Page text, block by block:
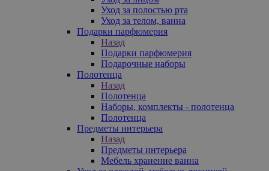
Уход за полостью рта
Уход за телом, ванна
Подарки парфюмерия
Назад
Подарки парфюмерия
Подарочные наборы
Полотенца
Назад
Полотенца
Наборы, комплекты - полотенца
Полотенца
Предметы интерьера
Назад
Предметы интерьера
Мебель хранение ванна